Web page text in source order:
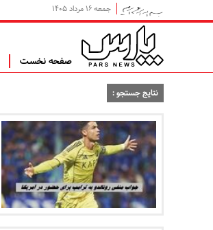
جمعه ۱۶ مرداد ۱۴۰۵
صفحه نخست
نتایج جستجو :